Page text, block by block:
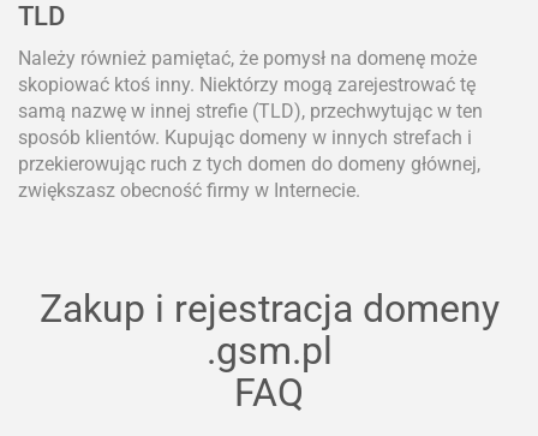
TLD
Należy również pamiętać, że pomysł na domenę może
skopiować ktoś inny. Niektórzy mogą zarejestrować tę
samą nazwę w innej strefie (TLD), przechwytując w ten
sposób klientów. Kupując domeny w innych strefach i
przekierowując ruch z tych domen do domeny głównej,
zwiększasz obecność firmy w Internecie.
Zakup i rejestracja domeny
.gsm.pl
FAQ